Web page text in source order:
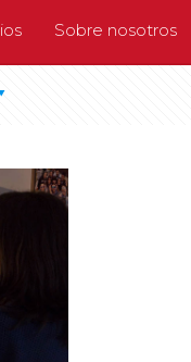
Sobre nosotros